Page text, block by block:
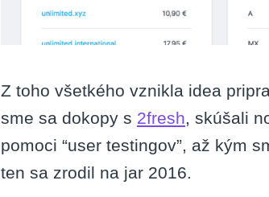
Z toho všetkého vznikla idea
sme sa dokopy s 2fresh, skúšali
pomoci “user testingov”, až kým
ten sa zrodil na jar 2016.